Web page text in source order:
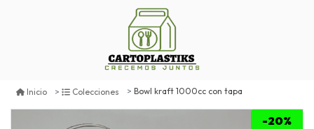
Inicio Colecciones Bowl kraft 1000cc con tapa
-20%